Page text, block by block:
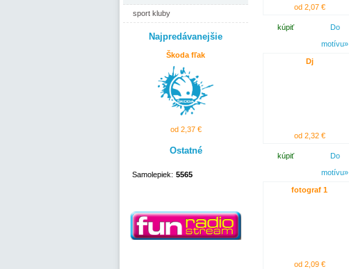
sport kluby
Najpredávanejšie
Škoda fľak
od 2,37 €
Ostatné
Samolepiek: 5565
od 2,07 €
kúpiť
Do
motívu»
Dj
od 2,32 €
kúpiť
Do
motívu»
fotograf 1
od 2,09 €